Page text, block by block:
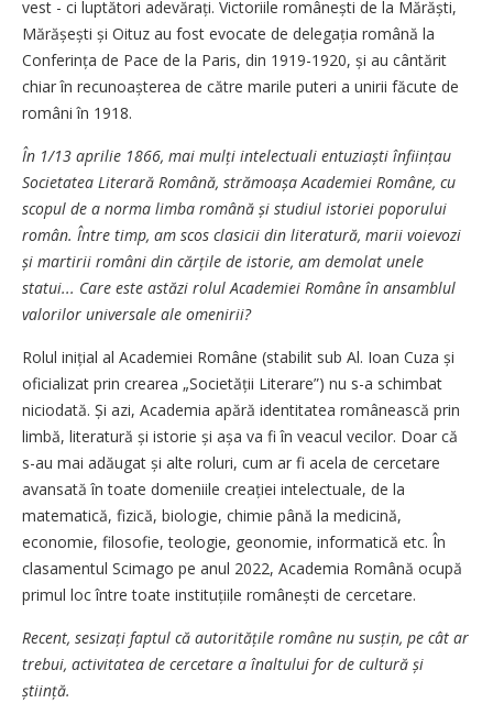
vest - ci luptători adevărați. Victoriile românești de la Mărăști,
Mărășești și Oituz au fost evocate de delegația română la
Conferința de Pace de la Paris, din 1919-1920, și au cântărit
chiar în recunoașterea de către marile puteri a unirii făcute de
români în 1918.
În 1/13 aprilie 1866, mai mulți intelectuali entuziaști înființau
Societatea Literară Română, strămoașa Academiei Române, cu
scopul de a norma limba română și studiul istoriei poporului
român. Între timp, am scos clasicii din literatură, marii voievozi
și martirii români din cărțile de istorie, am demolat unele
statui... Care este astăzi rolul Academiei Române în ansamblul
valorilor universale ale omenirii?
Rolul inițial al Academiei Române (stabilit sub Al. Ioan Cuza și
oficializat prin crearea „Societății Literare”) nu s-a schimbat
niciodată. Și azi, Academia apără identitatea românească prin
limbă, literatură și istorie și așa va fi în veacul vecilor. Doar că
s-au mai adăugat și alte roluri, cum ar fi acela de cercetare
avansată în toate domeniile creației intelectuale, de la
matematică, fizică, biologie, chimie până la medicină,
economie, filosofie, teologie, geonomie, informatică etc. În
clasamentul Scimago pe anul 2022, Academia Română ocupă
primul loc între toate instituțiile românești de cercetare.
Recent, sesizați faptul că auto­ri­tățile române nu susțin, pe cât ar
trebui, activitatea de cercetare a înaltului for de cultură și
știință.